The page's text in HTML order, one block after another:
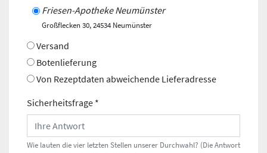
Friesen-Apotheke Neumünster
Großflecken 30, 24534 Neumünster
Versand
Botenlieferung
Von Rezeptdaten abweichende Lieferadresse
Sicherheitsfrage *
Wie lauten die vier letzten Stellen unserer Durchwahl? (Die Antwort